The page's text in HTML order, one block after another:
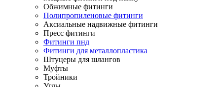
Обжимные фитинги
Полипропиленовые фитинги
Аксиальные надвижные фитинги
Пресс фитинги
Фитинги пнд
Фитинги для металлопластика
Штуцеры для шлангов
Муфты
Тройники